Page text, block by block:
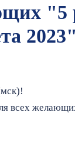
"5
2023"
всех